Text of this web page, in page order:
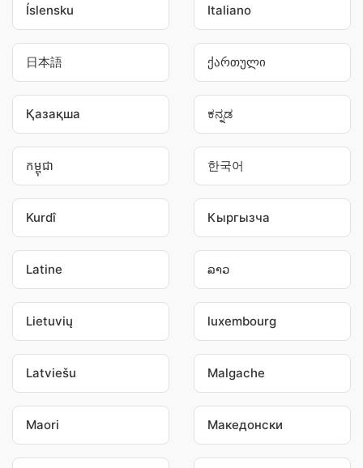
Íslensku Italiano
日本語 ქართული
Қазақша ಕನ್ನಡ
កម្ពុជា 한국어
Kurdî Кыргызча
Latine ລາວ
Lietuvių luxembourg
Latviešu Malgache
Maori Македонски